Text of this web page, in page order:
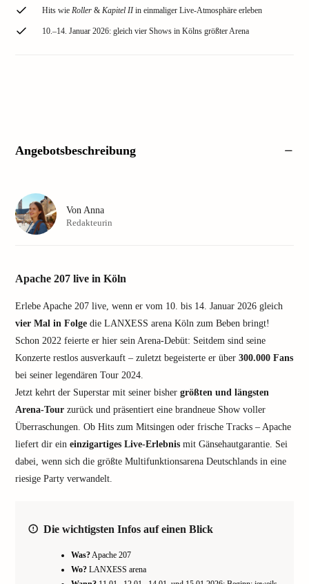
Hits wie Roller & Kapitel IIin einmaliger Live-Atmosphäre erleben
10.–14. Januar 2026: gleich vier Shows in Kölns größter Arena
Angebotsbeschreibung
Apache 207 live in Köln
Erlebe Apache 207 live, wenn er vom 10. bis 14. Januar 2026 gleich
vier Mal in Folge die LANXESS arena Köln zum Beben bringt!
Schon 2022 feierte er hier sein Arena-Debüt: Seitdem sind seine
Konzerte restlos ausverkauft – zuletzt begeisterte er über 300.000 Fans
bei seiner legendären Tour 2024.
Jetzt kehrt der Superstar mit seiner bisher größten und längsten
Arena-Tour zurück und präsentiert eine brandneue Show voller
Überraschungen. Ob Hits zum Mitsingen oder frische Tracks – Apache
liefert dir ein einzigartiges Live-Erlebnis mit Gänsehautgarantie. Sei
dabei, wenn sich die größte Multifunktionsarena Deutschlands in eine
riesige Party verwandelt.
Die wichtigsten Infos auf einen Blick
Was?Apache 207
Wo? LANXESS arena
Von Anna
Redakteurin